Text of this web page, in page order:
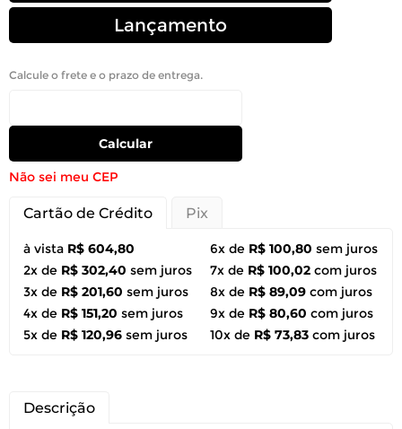
Lançamento
Calcule o frete e o prazo de entrega.
Calcular
Não sei meu CEP
Cartão de Crédito Pix
à vista R$ 604,80
2x de R$ 302,40 sem juros
3x de R$ 201,60 sem juros
4x de R$ 151,20 sem juros
5x de R$ 120,96 sem juros
6x de R$ 100,80 sem juros
7x de R$ 100,02 com juros
8x de R$ 89,09 com juros
9x de R$ 80,60 com juros
10x de R$ 73,83 com juros
Descrição